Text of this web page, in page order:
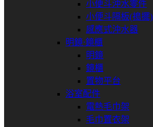
小便斗沖水零件
小便斗隔板(搗擺)
感應式沖水器
明鏡⋅鏡櫃
明鏡
鏡櫃
置物平台
浴室配件
電熱毛巾架
毛巾置衣架